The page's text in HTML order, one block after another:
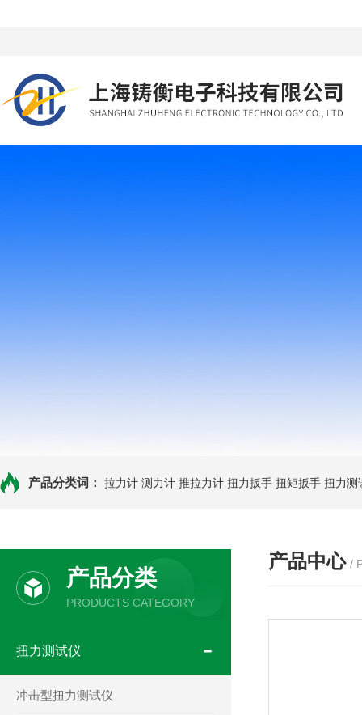
产品分类词： 拉力计 测力计 推拉力计 扭力扳手 扭矩扳手 扭力测
产品分类
PRODUCTS CATEGORY
扭力测试仪
冲击型扭力测试仪
产品中心 /